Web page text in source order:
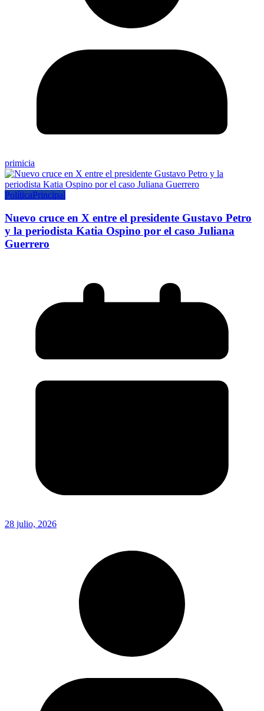
primicia
PolíticaPrincipal
Nuevo cruce en X entre el presidente Gustavo Petro
y la periodista Katia Ospino por el caso Juliana
Guerrero
28 julio, 2026